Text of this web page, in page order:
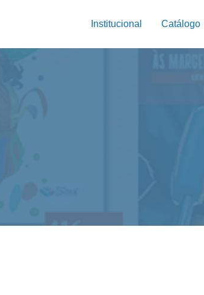
Institucional Catálogo